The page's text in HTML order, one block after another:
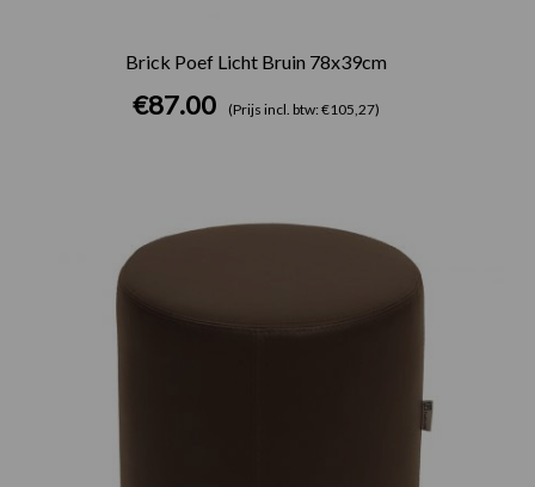
Brick Poef Licht Bruin 78x39cm
€87.00 (Prijs incl. btw: €105,27)